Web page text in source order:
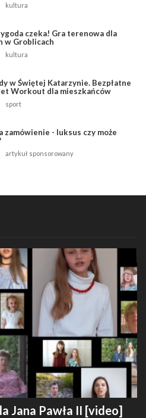
kultura
czeka! Gra terenowa dla
w Groblicach
kultura
w Świętej Katarzynie. Bezpłatne
Workout dla mieszkańców
sport
zamówienie - luksus czy może
artykuł sponsorowany
Jana Pawła II [video]